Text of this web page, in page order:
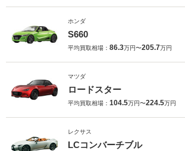
ホンダ
S660
平均買取相場： 86.3万円〜205.7万円
マツダ
ロードスター
平均買取相場： 104.5万円〜224.5万円
レクサス
LCコンバーチブル